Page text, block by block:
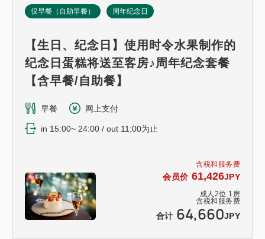
含税和服务费
会员价 61,426JPY
成人 2位 1 房
含税和服务费
合计 64,660JPY
仅早餐（自助早餐） 周年纪念日
【生日、纪念日】使用时令水果制作的
纪念日蛋糕将送至客房♪周年纪念套餐
【含早餐/自助餐】
早餐 网上支付
in 15:00~ 24:00 / out 11:00为止